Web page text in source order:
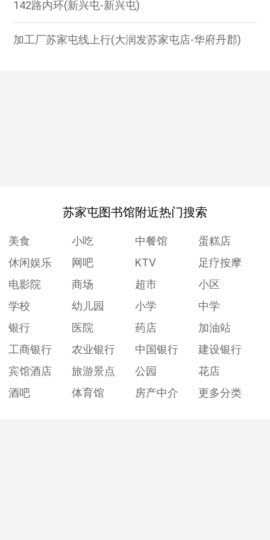
142路内环(新兴屯-新兴屯)
加工厂苏家屯线上行(大润发苏家屯店-华府丹郡)
苏家屯图书馆附近热门搜索
美食 小吃 中餐馆
蛋糕店
休闲娱乐
网吧 KTV
足疗按摩
电影院
商场 超市
小区
学校
幼儿园 小学
中学
银行
医院 药店
加油站
工商银行
农业银行 中国银行
建设银行
宾馆酒店
旅游景点 公园
花店
酒吧
体育馆 房产中介 更多分类